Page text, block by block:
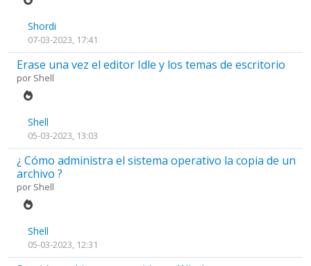
Shordi
07-03-2023, 17:41
Erase una vez el editor Idle y los temas de escritorio
por Shell
Shell
05-03-2023, 13:03
¿ Cómo administra el sistema operativo la copia de un
archivo ?
por Shell
Shell
05-03-2023, 12:31